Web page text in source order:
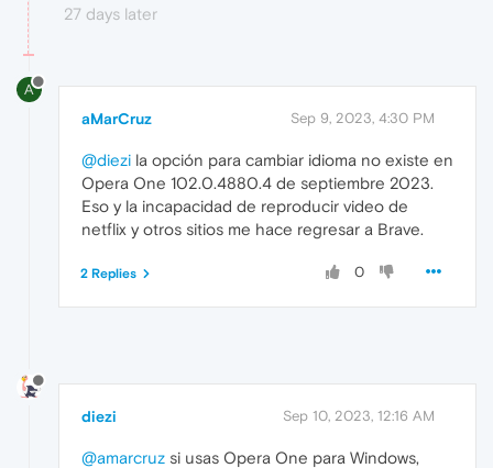
27 days later
A
aMarCruz Sep 9, 2023, 4:30 PM
@diezi la opción para cambiar idioma no existe en
Opera One 102.0.4880.4 de septiembre 2023.
Eso y la incapacidad de reproducir video de
netflix y otros sitios me hace regresar a Brave.
0
2 Replies
diezi Sep 10, 2023, 12:16 AM
@amarcruz si usas Opera One para Windows,